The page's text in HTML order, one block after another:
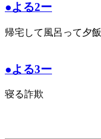
●よる2ー
帰宅して風呂って夕飯
●よる3ー
寝る詐欺